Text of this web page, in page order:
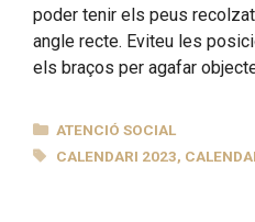
poder tenir els peus
angle recte. Eviteu les
els braços per agafar
CATEGORIES
ATENCIÓ SOCIAL
ETIQUETES
CALENDARI 2023,